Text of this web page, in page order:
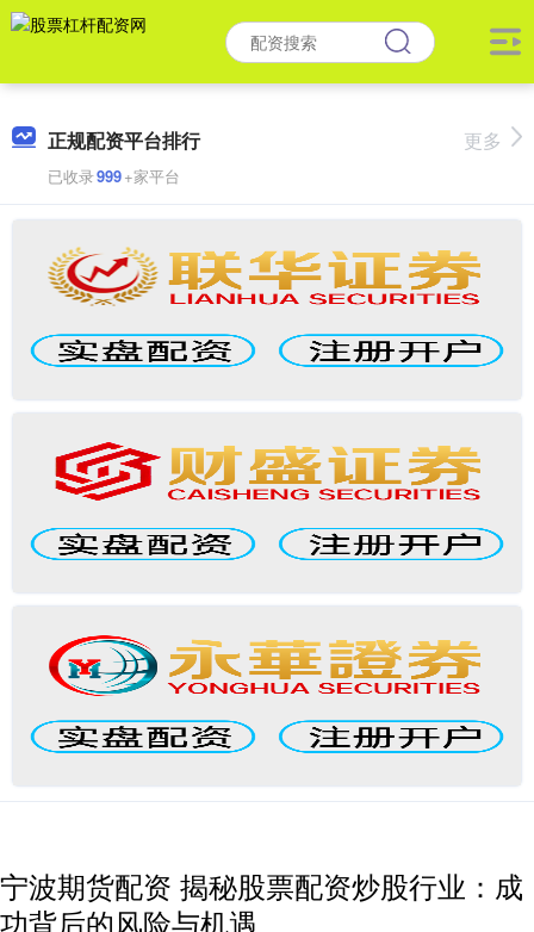
正规配资平台排行
已收录999+家平台
更多
宁波期货配资 揭秘股票配资炒股行业：成
功背后的风险与机遇